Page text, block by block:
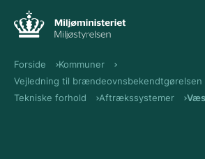
Forside
Kommuner
Vejledning til brændeovnsbekendtgørelsen
Tekniske forhold
Aftrækssystemer